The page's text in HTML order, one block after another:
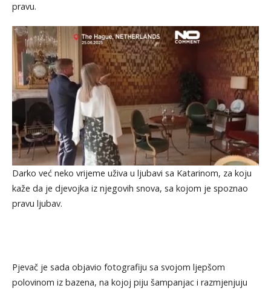
pravu.
Darko već neko vrijeme uživa u ljubavi sa Katarinom, za koju
kaže da je djevojka iz njegovih snova, sa kojom je spoznao
pravu ljubav.
Pjevač je sada objavio fotografiju sa svojom ljepšom
polovinom iz bazena, na kojoj piju šampanjac i razmjenjuju